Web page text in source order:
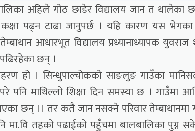
अहिले गोठ छाडेर विद्यालय जान त थालेका
पढ्न टाढा जानुपर्छ । यहि कारण यस भेगका
आधारभूत विद्यालय प्रध्यानाध्यापक युवराज
पढिरहेका छन् ।
हो । सिन्धुपाल्चोकको साङलुङ गाउँका
पनि माथिल्लो शिक्षा दिन समस्या छ । गाउँमा
छन् ।। तर कतै जान नसक्ने परिवार तेम्बाथानमा
मा.वि तहको पढाईको पहुँचमा बालबालिका पुग्न